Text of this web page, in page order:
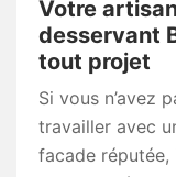
Votre
desservant
tout projet
Si vous n’avez
travailler avec
facade réputée,